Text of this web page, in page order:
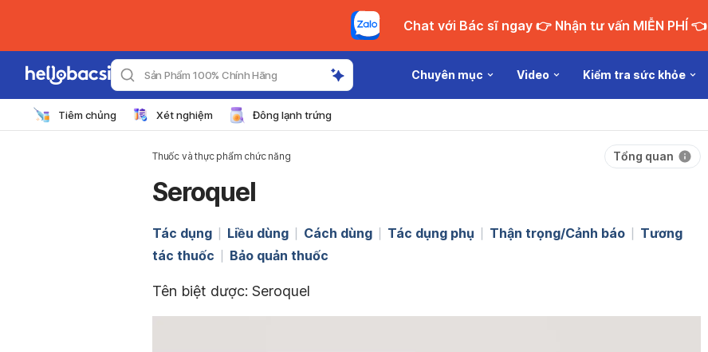
Chat với Bác sĩ ngay 👉 Nhận tư vấn MIỄN PHÍ 👈
Sản Phẩm 100% Chính Hãng Chuyên mục Video Kiểm tra sức khỏe
Tiêm chủng Xét nghiệm Đông lạnh trứng
Thuốc và thực phẩm chức năng Tổng quan
Seroquel
Tác dụng Liều dùng Cách dùng Tác dụng phụ Thận trọng/Cảnh báo
Tương
tác thuốc
Bảo quản thuốc
Tên biệt dược: Seroquel